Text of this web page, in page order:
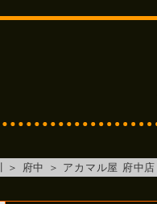
＞ 府中 ＞ アカマル屋 府中店